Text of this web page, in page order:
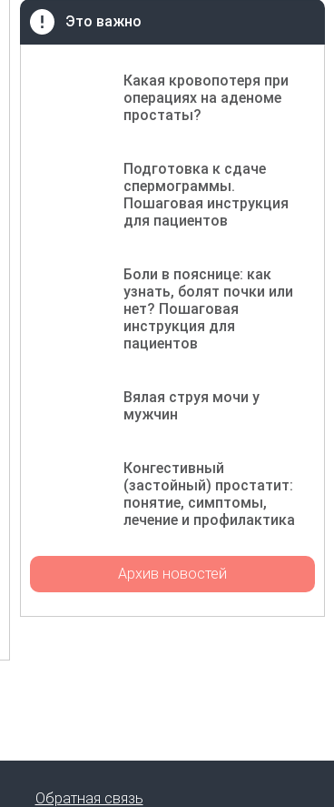
Это важно
Какая кровопотеря при
операциях на аденоме
простаты?
Подготовка к сдаче
спермограммы.
Пошаговая инструкция
для пациентов
Боли в пояснице: как
узнать, болят почки или
нет? Пошаговая
инструкция для
пациентов
Вялая струя мочи у
мужчин
Конгестивный
(застойный) простатит:
понятие, симптомы,
лечение и профилактика
Архив новостей
Обратная связь